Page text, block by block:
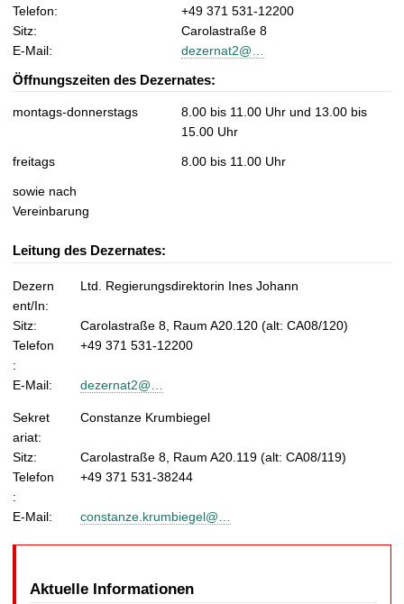
Telefon:
+49 371 531-12200
Sitz:
Carolastraße 8
E-Mail:
dezernat2@…
Öffnungszeiten des Dezernates:
montags-donnerstags
8.00 bis 11.00 Uhr und 13.00 bis
15.00 Uhr
freitags 8.00 bis 11.00 Uhr
sowie nach
Vereinbarung
Leitung des Dezernates:
Dezern
ent/In:
Ltd. Regierungsdirektorin Ines Johann
Sitz:
Carolastraße 8, Raum A20.120 (alt: CA08/120)
Telefon
:
+49 371 531-12200
E-Mail: dezernat2@…
Sekret
ariat:
Constanze Krumbiegel
Sitz:
Carolastraße 8, Raum A20.119 (alt: CA08/119)
Telefon
:
+49 371 531-38244
E-Mail: constanze.krumbiegel@…
Aktuelle Informationen